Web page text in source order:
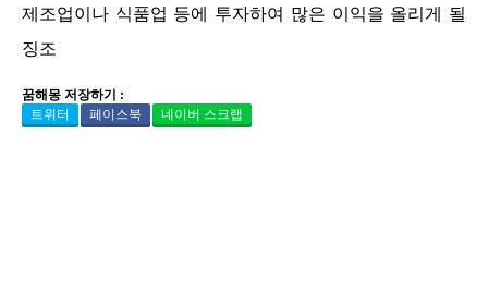
제조업이나 식품업 등에 투자하여 많은 이익을 올리게 될
징조
꿈해몽 저장하기 :
트위터
페이스북 네이버 스크랩